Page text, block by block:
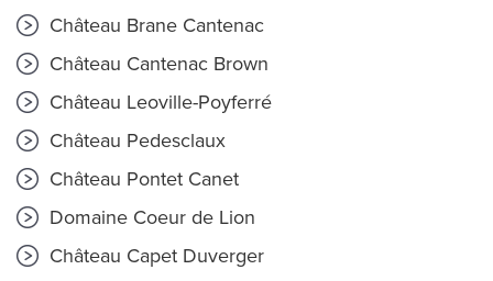
Château Brane Cantenac
Château Cantenac Brown
Château Leoville-Poyferré
Château Pedesclaux
Château Pontet Canet
Domaine Coeur de Lion
Château Capet Duverger